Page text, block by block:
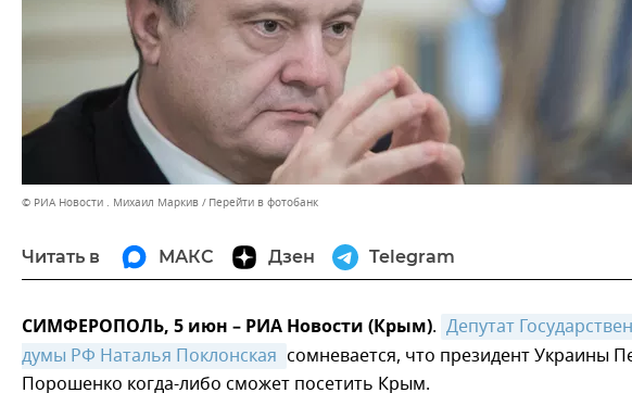
© РИА Новости . Михаил Маркив Перейти в фотобанк
Читать в МАКС Дзен Telegram
СИМФЕРОПОЛЬ, 5 июн – РИА Новости (Крым). Депутат
думы РФ Наталья Поклонская сомневается, что президент Украины
Порошенко когда-либо сможет посетить Крым.